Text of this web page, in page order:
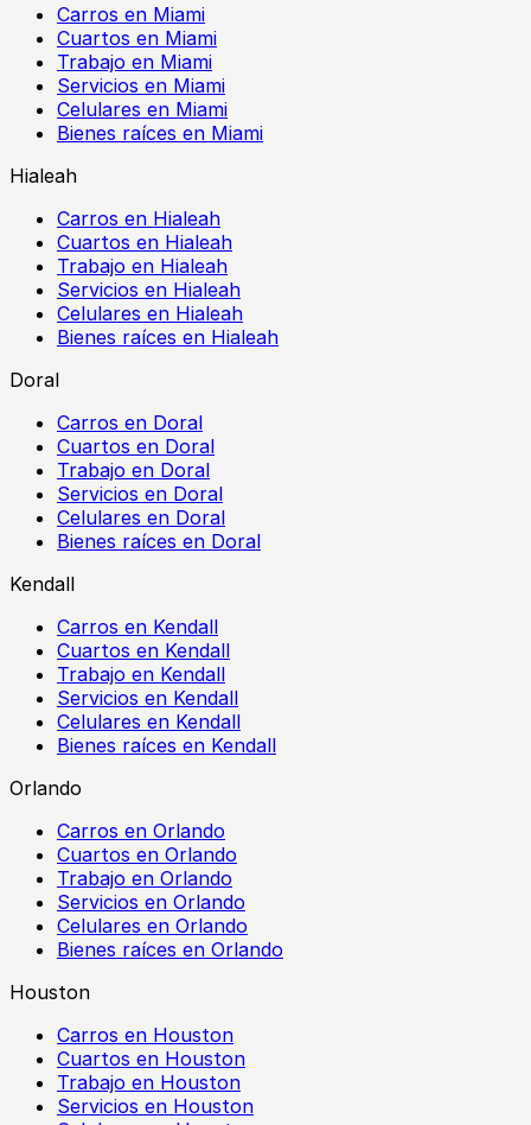
Carros en Miami
Cuartos en Miami
Trabajo en Miami
Servicios en Miami
Celulares en Miami
Bienes raíces en Miami
Hialeah
Carros en Hialeah
Cuartos en Hialeah
Trabajo en Hialeah
Servicios en Hialeah
Celulares en Hialeah
Bienes raíces en Hialeah
Doral
Carros en Doral
Cuartos en Doral
Trabajo en Doral
Servicios en Doral
Celulares en Doral
Bienes raíces en Doral
Kendall
Carros en Kendall
Cuartos en Kendall
Trabajo en Kendall
Servicios en Kendall
Celulares en Kendall
Bienes raíces en Kendall
Orlando
Carros en Orlando
Cuartos en Orlando
Trabajo en Orlando
Servicios en Orlando
Celulares en Orlando
Bienes raíces en Orlando
Houston
Carros en Houston
Cuartos en Houston
Trabajo en Houston
Servicios en Houston